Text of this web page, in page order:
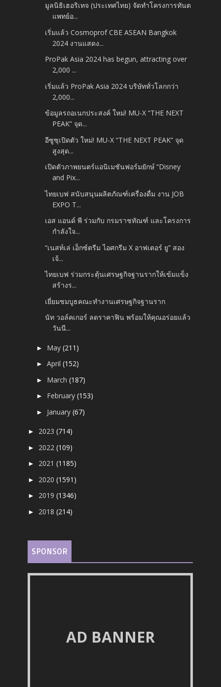
มูลนิธิเฮอริเทจ (ประเทศไทย) จัดทำโครงการทันต
แพทย์อ...
เริ่มแล้ว Cosmoprof CBE ASEAN Bangkok
2024 งานแสดง...
ProPak Asia 2024 has begun, attracting over
2,000 ...
เริ่มแล้ว ProPak Asia 2024 บริษัททั่วโลกกว่า
2,000...
ข้อมูลรถอเนกประสงค์ ใหม่! MU-X “THE NEXT
PEAK” จุด...
อีซูซุเปิดตัว ใหม่! MU-X “THE NEXT PEAK” จุด
สูงสุด...
เปิดตัวภาพยนตร์แอนิเมชันฟอร์มยักษ์ “Disney
and Pix...
ไทยเบฟ สนับสนุนผลิตภัณฑ์เครื่องดื่ม งาน JOB
EXPO T...
เอส แอนด์ พี ร่วมกับ กรมราชทัณฑ์ และโครงการ
กำลังใจ...
“เนสท์เล่ เอ็กซ์ตรีม ไอศกรีม X อาฟเตอร์ ยู” สอง
เจ้...
ไทยเบฟ ร่วมกระตุ้นเศรษฐกิจฐานรากให้เข้มแข็ง
สร้างร...
เยี่ยมชมบูธคณะทำงานเศรษฐกิจฐานราก
นัท วอล์คเกอร์ ลดราคาฟิน พร้อมให้คุณอร่อยแล้ว
วันนี...
► May(211)
►April(152)
► March(187)
► February(153)
► January(67)
► 2023(714)
► 2022(109)
► 2021(1185)
► 2020(1591)
► 2019(1346)
► 2018(214)
SPONSOR
AD BANNER